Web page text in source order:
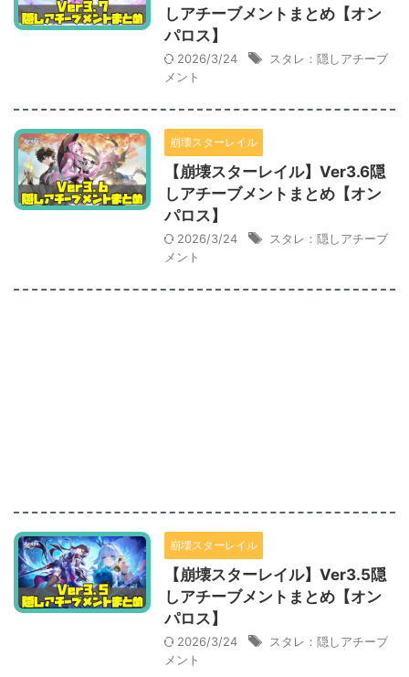
しアチーブメントまとめ【オン
パロス】
2026/3/24
スタレ：隠しアチーブ
メント
崩壊スターレイル
【崩壊スターレイル】Ver3.6隠
しアチーブメントまとめ【オン
パロス】
2026/3/24
スタレ：隠しアチーブ
メント
崩壊スターレイル
【崩壊スターレイル】Ver3.5隠
しアチーブメントまとめ【オン
パロス】
2026/3/24
スタレ：隠しアチーブ
メント